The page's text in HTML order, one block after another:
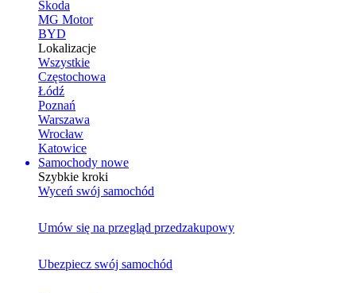
Skoda
MG Motor
BYD
Lokalizacje
Wszystkie
Częstochowa
Łódź
Poznań
Warszawa
Wrocław
Katowice
Samochody nowe
Szybkie kroki
Wyceń swój samochód
Umów się na przegląd przedzakupowy
Ubezpiecz swój samochód